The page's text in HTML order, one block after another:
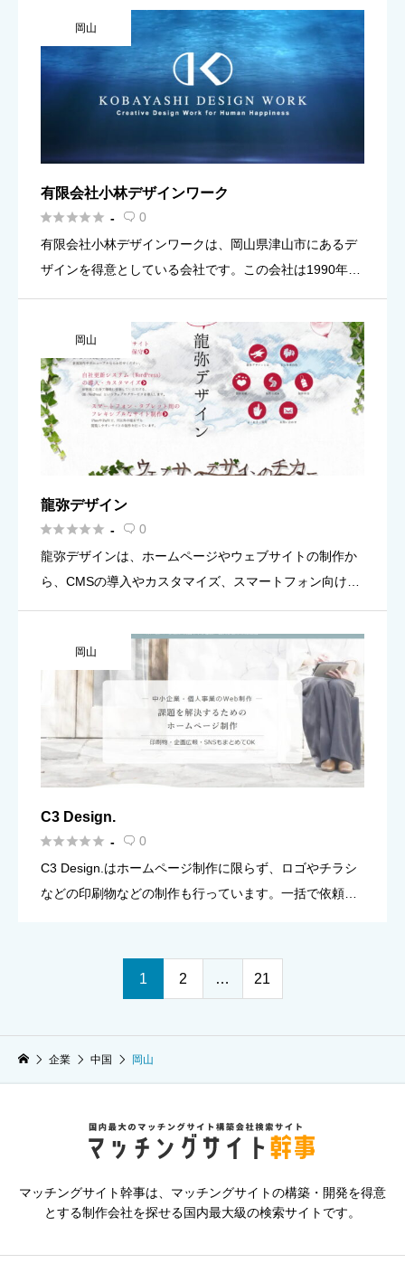
ています。CEOの淵上喜弘氏は『Wordpressのオリジナ
岡山
有限会社小林デザインワーク
 -  0
有限会社小林デザインワークは、岡山県津山市にあるデ
ザインを得意としている会社です。この会社は1990年の
に、クオリティーの高いデザイン力を身につけた会社で
す。その力は、ク […]
岡山
龍弥デザイン
 -  0
龍弥デザインは、ホームページやウェブサイトの制作か
ら、CMSの導入やカスタマイズ、スマートフォン向けサ
ねボタンやGoogle+などのフォーム登録やメルマガの配
信を […]
岡山
C3 Design.
 -  0
C3 Design.はホームページ制作に限らず、ロゴやチラシ
などの印刷物などの制作も行っています。一括で依頼す
1 2 … 21
企業 中国 岡山
マッチングサイト幹事は、マッチングサイトの構築・開発を得意
とする制作会社を探せる国内最大級の検索サイトです。